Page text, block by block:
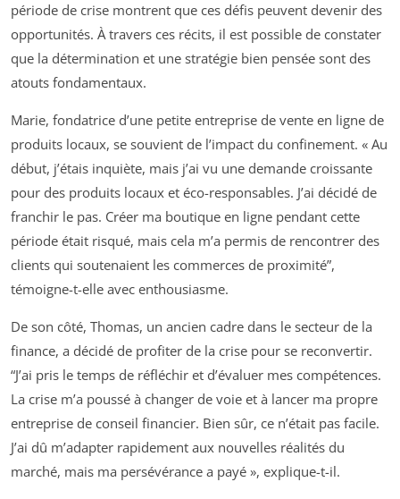
période de crise montrent que ces défis peuvent devenir des
opportunités. À travers ces récits, il est possible de constater
que la détermination et une stratégie bien pensée sont des
atouts fondamentaux.
Marie, fondatrice d’une petite entreprise de vente en ligne de
produits locaux, se souvient de l’impact du confinement. « Au
début, j’étais inquiète, mais j’ai vu une demande croissante
pour des produits locaux et éco-responsables. J’ai décidé de
franchir le pas. Créer ma boutique en ligne pendant cette
période était risqué, mais cela m’a permis de rencontrer des
clients qui soutenaient les commerces de proximité”,
témoigne-t-elle avec enthousiasme.
De son côté, Thomas, un ancien cadre dans le secteur de la
finance, a décidé de profiter de la crise pour se reconvertir.
“J’ai pris le temps de réfléchir et d’évaluer mes compétences.
La crise m’a poussé à changer de voie et à lancer ma propre
entreprise de conseil financier. Bien sûr, ce n’était pas facile.
J’ai dû m’adapter rapidement aux nouvelles réalités du
marché, mais ma persévérance a payé », explique-t-il.